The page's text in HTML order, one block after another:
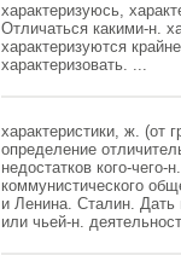
характеризуюсь,
Отличаться какими-н.
характеризуются
характеризовать. ...
характеристики, ж. (от
определение
недостатков кого-
коммунистического
и Ленина. Сталин. Дать
или чьей-н.